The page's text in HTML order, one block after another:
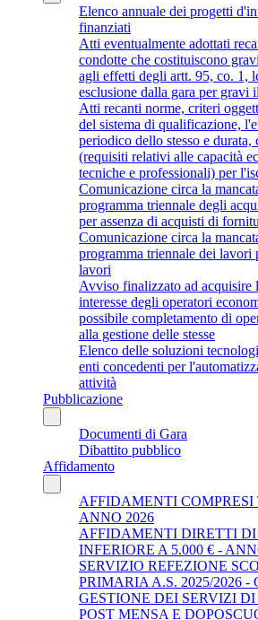
Elenco annuale dei progetti
finanziati
Atti eventualmente adottati
condotte che costituiscono
agli effetti degli artt. 95, co. 1,
esclusione dalla gara per gravi
Atti recanti norme, criteri
del sistema di qualificazione,
periodico dello stesso e
(requisiti relativi alle capacità
tecniche e professionali) per
Comunicazione circa la
programma triennale degli
per assenza di acquisti di
Comunicazione circa la
programma triennale dei lavori
lavori
Avviso finalizzato ad acquisire
interesse degli operatori
possibile completamento di
alla gestione delle stesse
Elenco delle soluzioni
enti concedenti per
attività
Pubblicazione
Documenti di Gara
Dibattito pubblico
Affidamento
AFFIDAMENTI COMPRESI
ANNO 2026
AFFIDAMENTI DIRETTI
INFERIORE A 5.000 € -
SERVIZIO REFEZIONE
PRIMARIA A.S. 2025/2026 -
GESTIONE DEI SERVIZI
POST MENSA E